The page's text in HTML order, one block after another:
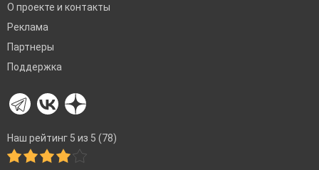
О проекте и контакты
Реклама
Партнеры
Поддержка
Наш рейтинг 5 из 5 (78)